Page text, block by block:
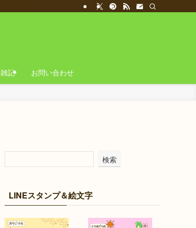
雑記 お問い合わせ
検索
LINEスタンプ＆絵文字